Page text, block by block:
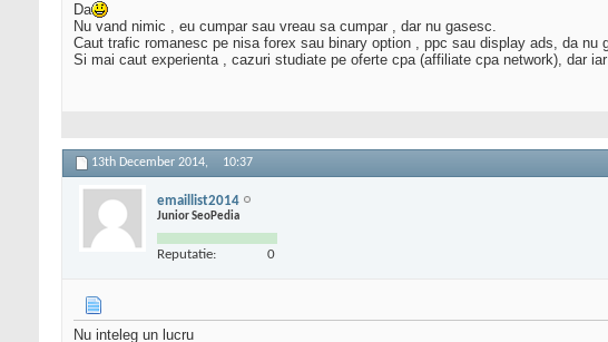
Da
Nu vand nimic , eu cumpar sau vreau sa cumpar , dar nu gasesc.
Caut trafic romanesc pe nisa forex sau binary option , ppc sau display ads, da nu
Si mai caut experienta , cazuri studiate pe oferte cpa (affiliate cpa network), dar
13th December 2014, 10:37
emaillist2014
Junior SeoPedia
Reputatie: 0
Nu inteleg un lucru